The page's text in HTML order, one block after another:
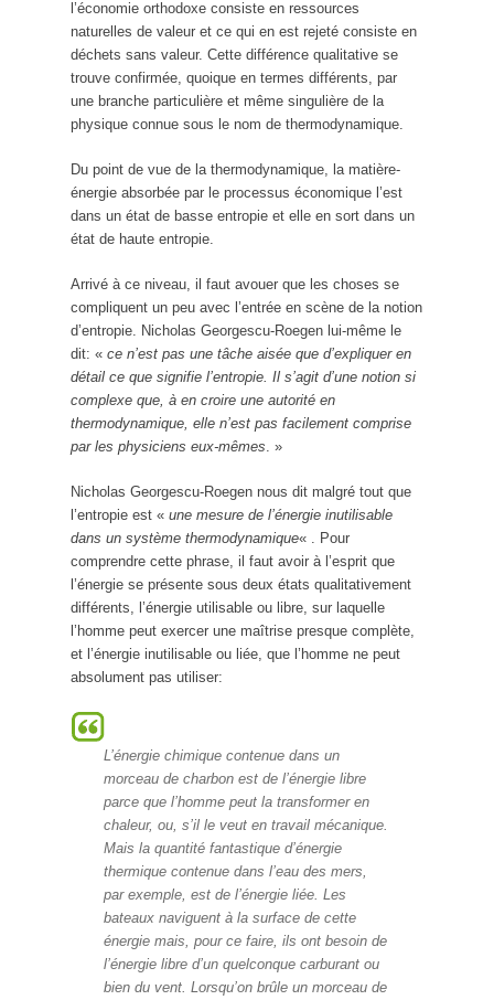
l’économie orthodoxe consiste en ressources
naturelles de valeur et ce qui en est rejeté consiste en
déchets sans valeur. Cette différence qualitative se
trouve confirmée, quoique en termes différents, par
une branche particulière et même singulière de la
physique connue sous le nom de thermodynamique.
Du point de vue de la thermodynamique, la matière-
énergie absorbée par le processus économique l’est
dans un état de basse entropie et elle en sort dans un
état de haute entropie.
Arrivé à ce niveau, il faut avouer que les choses se
compliquent un peu avec l’entrée en scène de la notion
d’entropie. Nicholas Georgescu-Roegen lui-même le
dit: « ce n’est pas une tâche aisée que d’expliquer en
détail ce que signifie l’entropie. Il s’agit d’une notion si
complexe que, à en croire une autorité en
thermodynamique, elle n’est pas facilement comprise
par les physiciens eux-mêmes. »
Nicholas Georgescu-Roegen nous dit malgré tout que
l’entropie est « une mesure de l’énergie inutilisable
dans un système thermodynamique« . Pour
comprendre cette phrase, il faut avoir à l’esprit que
l’énergie se présente sous deux états qualitativement
différents, l’énergie utilisable ou libre, sur laquelle
l’homme peut exercer une maîtrise presque complète,
et l’énergie inutilisable ou liée, que l’homme ne peut
absolument pas utiliser:
L’énergie chimique contenue dans un
morceau de charbon est de l’énergie libre
parce que l’homme peut la transformer en
chaleur, ou, s’il le veut en travail mécanique.
Mais la quantité fantastique d’énergie
thermique contenue dans l’eau des mers,
par exemple, est de l’énergie liée. Les
bateaux naviguent à la surface de cette
énergie mais, pour ce faire, ils ont besoin de
l’énergie libre d’un quelconque carburant ou
bien du vent. Lorsqu’on brûle un morceau de